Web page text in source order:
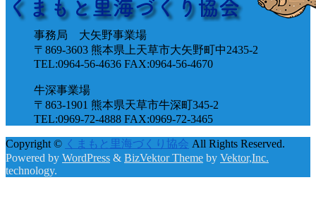
事務局 大矢野事業場
〒869-3603 熊本県上天草市大矢野町中2435-2
TEL:0964-56-4636 FAX:0964-56-4670
牛深事業場
〒863-1901 熊本県天草市牛深町345-2
TEL:0969-72-4888 FAX:0969-72-3465
Copyright © くまもと里海づくり協会 All Rights Reserved.
Powered by WordPress & BizVektor Theme by Vektor,Inc.
technology.